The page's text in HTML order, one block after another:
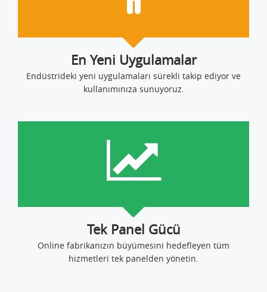
En Yeni Uygulamalar
Endüstrideki yeni uygulamaları sürekli takip ediyor ve
kullanımınıza sunuyoruz.
Tek Panel Gücü
Online fabrikanızın büyümesini hedefleyen tüm
hizmetleri tek panelden yönetin.